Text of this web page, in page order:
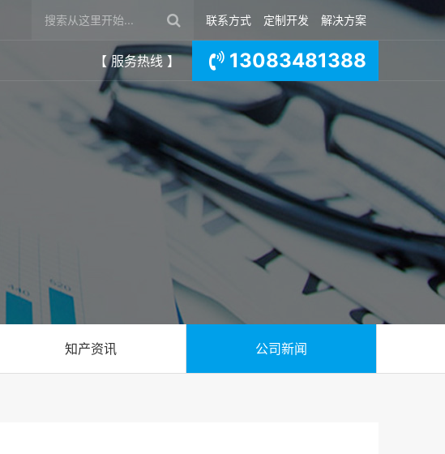
联系方式 定制开发 解决方案
【 服务热线 】 13083481388
知产资讯 公司新闻